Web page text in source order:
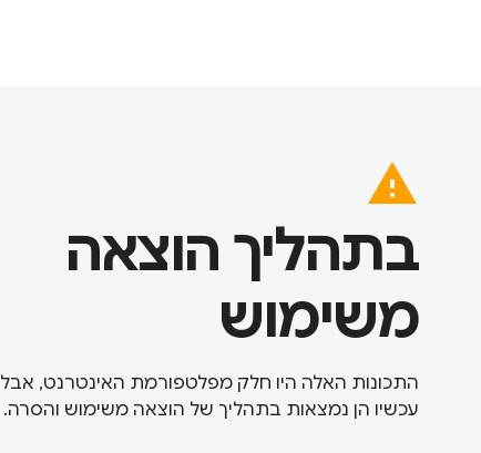
warning
בתהליך הוצאה
משימוש
התכונות האלה היו חלק מפלטפורמת האינטרנט, אבל
עכשיו הן נמצאות בתהליך של הוצאה משימוש והסרה.